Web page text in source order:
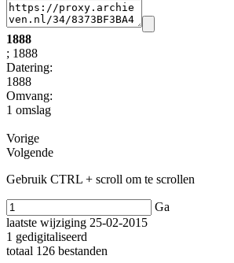
1888
; 1888
Datering:
1888
Omvang:
1 omslag
Vorige
Volgende
Gebruik CTRL + scroll om te scrollen
Ga
laatste wijziging 25-02-2015
1 gedigitaliseerd
totaal 126 bestanden